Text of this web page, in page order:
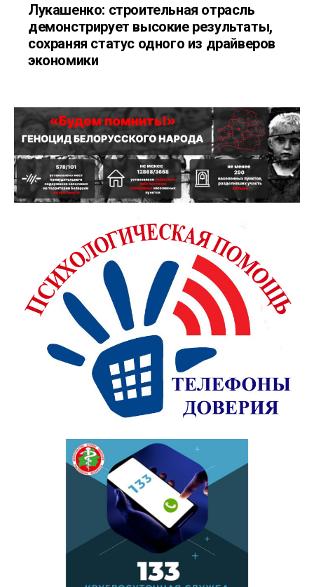
Лукашенко: строительная отрасль
демонстрирует высокие результаты,
сохраняя статус одного из драйверов
экономики